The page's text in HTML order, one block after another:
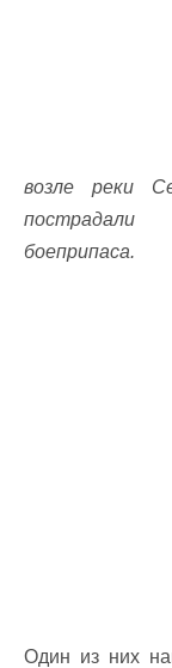
возле реки
пострадали
боеприпаса.
Один из них